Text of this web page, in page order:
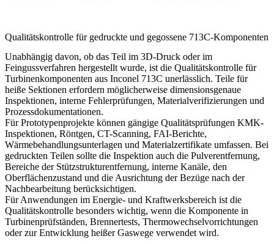
Qualitätskontrolle für gedruckte und gegossene 713C-Komponenten
Unabhängig davon, ob das Teil im 3D-Druck oder im
Feingussverfahren hergestellt wurde, ist die Qualitätskontrolle für
Turbinenkomponenten aus Inconel 713C unerlässlich. Teile für
heiße Sektionen erfordern möglicherweise dimensionsgenaue
Inspektionen, interne Fehlerprüfungen, Materialverifizierungen und
Prozessdokumentationen.
Für Prototypenprojekte können gängige Qualitätsprüfungen KMK-
Inspektionen, Röntgen, CT-Scanning, FAI-Berichte,
Wärmebehandlungsunterlagen und Materialzertifikate umfassen. Bei
gedruckten Teilen sollte die Inspektion auch die Pulverentfernung,
Bereiche der Stützstrukturentfernung, interne Kanäle, den
Oberflächenzustand und die Ausrichtung der Bezüge nach der
Nachbearbeitung berücksichtigen.
FürAnwendungen im Energie- und Kraftwerksbereich ist die
Qualitätskontrolle besonders wichtig, wenn die Komponente in
Turbinenprüfständen, Brennertests, Thermowechselvorrichtungen
oder zur Entwicklung heißer Gaswege verwendet wird.